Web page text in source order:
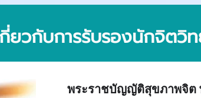
กี่ยวกับการรับรองนักจิตวิ
พระราชบัญญัติสุขภาพจิต